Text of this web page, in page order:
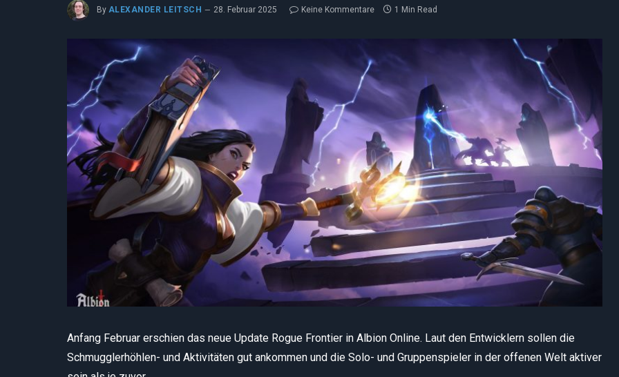
By ALEXANDER LEITSCH 28. Februar 2025 Keine Kommentare 1 Min Read
Anfang Februar erschien das neue Update Rogue Frontier in Albion Online. Laut den Entwicklern sollen die
Schmugglerhöhlen- und Aktivitäten gut ankommen und die Solo- und Gruppenspieler in der offenen Welt aktiver